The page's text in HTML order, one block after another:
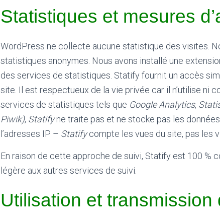
Statistiques et mesures
WordPress ne collecte aucune statistique des visites.
statistiques anonymes. Nous avons installé une
des services de statistiques. Statify fournit un accès
site. Il est respectueux de la vie privée car il n’utilise ni
services de statistiques tels que Google Analytics,
Piwik), Statifyne traite pas et ne stocke pas les
l’adresses IP – Statifycompte les vues du site, pas les
En raison de cette approche de suivi, Statify est 100 %
légère aux autres services de suivi.
Utilisation et